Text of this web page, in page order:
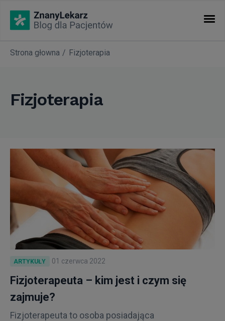
KATEGORIE
Nasze akcje
Okiem eksperta
Warto wiedzieć...
Kalkulator BMI
Specializacje
Strona głowna Fizjoterapia
Fizjoterapia
ARTYKUŁY 01 czerwca 2022
Fizjoterapeuta – kim jest i czym się
zajmuje?
Fizjoterapeuta to osoba posiadająca